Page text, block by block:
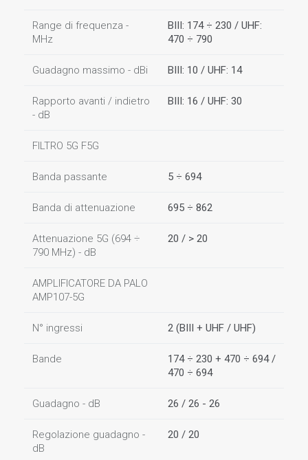
Range di frequenza -
MHz
BIII: 174 ÷ 230 / UHF:
470 ÷ 790
Guadagno massimo - dBi BIII: 10 / UHF: 14
Rapporto avanti / indietro
- dB
BIII: 16 / UHF: 30
FILTRO 5G F5G
Banda passante 5 ÷ 694
Banda di attenuazione 695 ÷ 862
Attenuazione 5G (694 ÷
790 MHz) - dB
20 / > 20
AMPLIFICATORE DA PALO
AMP107-5G
N° ingressi 2 (BIII + UHF / UHF)
Bande
174 ÷ 230 + 470 ÷ 694 /
470 ÷ 694
Guadagno - dB 26 / 26 - 26
Regolazione guadagno -
dB
20 / 20